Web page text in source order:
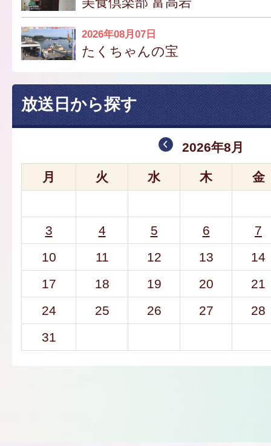
2026年08月07日
たくちゃんの宝
放送日から探す
2026年8月
月 火 水 木 金
3 4 5 6
7
10
11 12 13
14
17
18 19 20
21
24
25 26 27
28
31